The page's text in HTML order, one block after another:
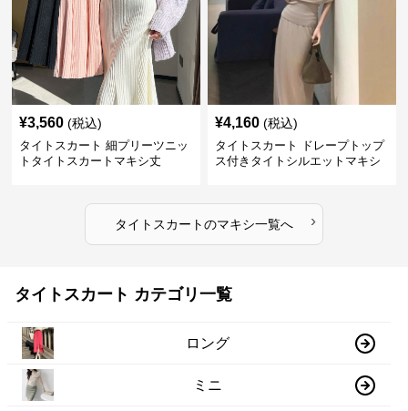
¥3,560 (税込)
タイトスカート 細プリーツニッ
トタイトスカートマキシ丈
¥4,160 (税込)
タイトスカート ドレープトップ
ス付きタイトシルエットマキシ
タイトスカートのマキシ一覧へ ›
タイトスカート カテゴリ一覧
ロング
ミニ